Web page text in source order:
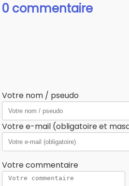
0 commentaire
Votre nom / pseudo
Votre e-mail (obligatoire et
Votre commentaire